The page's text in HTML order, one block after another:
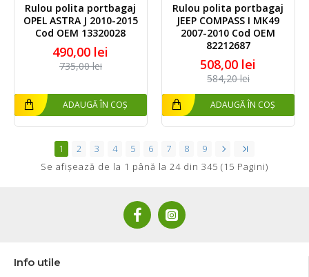
Rulou polita portbagaj
OPEL ASTRA J 2010-2015
Cod OEM 13320028
490,00 lei
735,00 lei
ADAUGĂ ÎN COȘ
Rulou polita portbagaj
JEEP COMPASS I MK49
2007-2010 Cod OEM
82212687
508,00 lei
584,20 lei
ADAUGĂ ÎN COȘ
1 2 3 4 5 6 7 8
9
Se afişează de la 1 până la 24 din 345 (15 Pagini)
Info utile